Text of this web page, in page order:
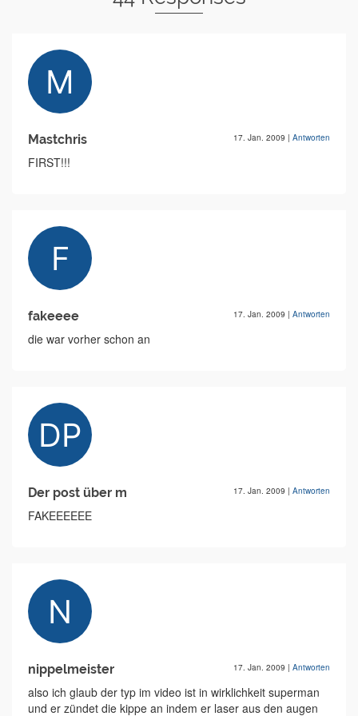
Mastchris 17. Jan. 2009 | Antworten
FIRST!!!
fakeeee 17. Jan. 2009 | Antworten
die war vorher schon an
Der post über m 17. Jan. 2009 | Antworten
FAKEEEEEE
nippelmeister 17. Jan. 2009 | Antworten
also ich glaub der typ im video ist in wirklichkeit superman
und er zündet die kippe an indem er laser aus den augen